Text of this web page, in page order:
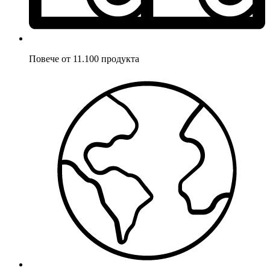
Повече от 11.100 продукта